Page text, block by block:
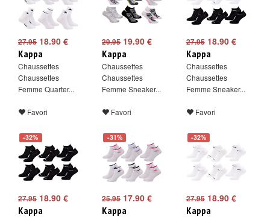
27.95 18.90 €
Kappa
Chaussettes
Chaussettes
Femme Quarter...
Favori
29.9519.90 €
Kappa
Chaussettes
Chaussettes
Femme Sneaker...
Favori
27.9518.90 €
Kappa
Chaussettes
Chaussettes
Femme Sneaker...
Favori
-32%
27.95 18.90 €
Kappa
-31%
25.9517.90 €
Kappa
-32%
27.9518.90 €
Kappa